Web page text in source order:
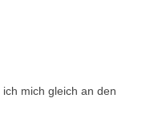
ich mich gleich an den